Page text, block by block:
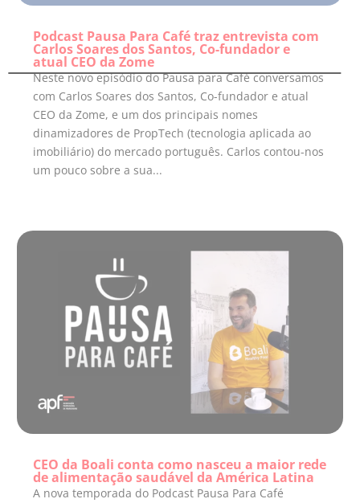
Podcast Pausa Para Café traz entrevista com
Carlos Soares dos Santos, Co-fundador e
atual CEO da Zome
Neste novo episódio do Pausa para Café conversamos
com Carlos Soares dos Santos, Co-fundador e atual
CEO da Zome, e um dos principais nomes
dinamizadores de PropTech (tecnologia aplicada ao
imobiliário) do mercado português. Carlos contou-nos
um pouco sobre a sua...
CEO da Boali conta como nasceu a maior rede
de alimentação saudável da América Latina
A nova temporada do Podcast Pausa Para Café